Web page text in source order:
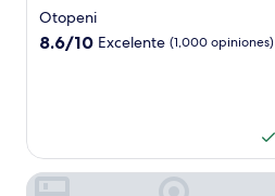
de
4.0
Otopeni
8.6
8.6/10 Excelente (1,000 opiniones)
Therme Airport Resort